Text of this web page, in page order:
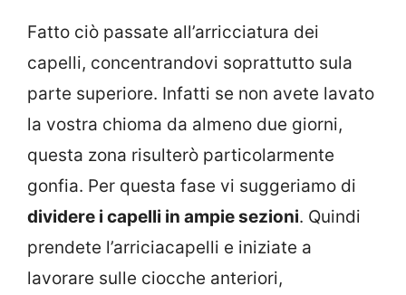
Fatto ciò passate all’arricciatura dei
capelli, concentrandovi soprattutto sula
parte superiore. Infatti se non avete lavato
la vostra chioma da almeno due giorni,
questa zona risulterò particolarmente
gonfia. Per questa fase vi suggeriamo di
dividere i capelli in ampie sezioni. Quindi
prendete l’arriciacapelli e iniziate a
lavorare sulle ciocche anteriori,